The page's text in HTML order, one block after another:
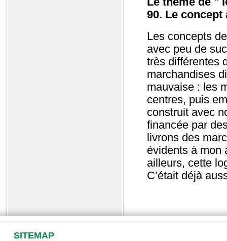
90. Le concept
Les concepts
avec peu de
très différentes
marchandises
mauvaise : les
centres, puis
construit avec
financée par
livrons des
évidents à mon
ailleurs, cette
C’était déjà
SITEMAP